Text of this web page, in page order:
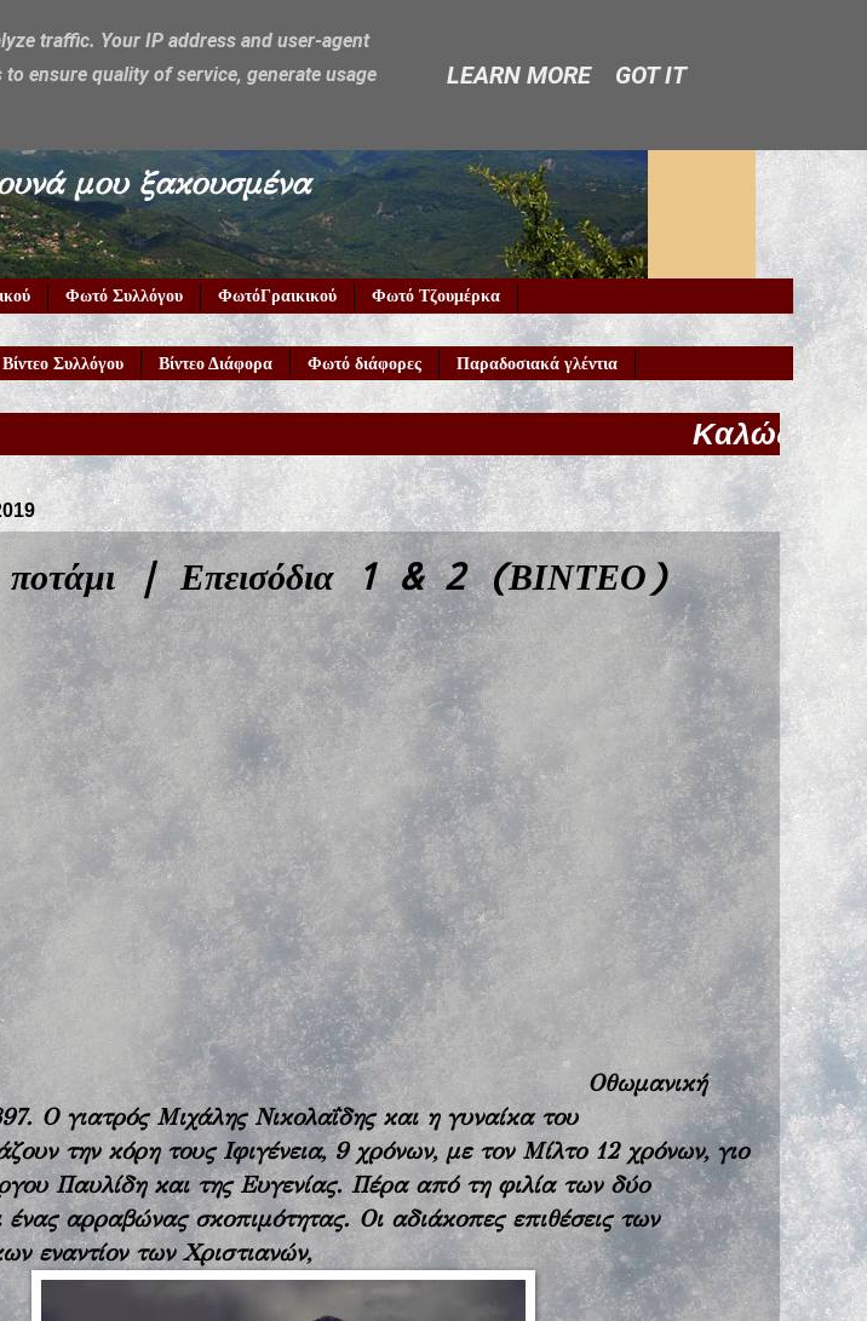
μου ξακουσμένα
Φωτό Συλλόγου ΦωτόΓραικικού Φωτό Τζουμέρκα
Βίντεο Συλλόγου Βίντεο Διάφορα Φωτό διάφορες Παραδοσιακά γλέντια
Καλώς ήρθατε στο
ποτάμι | Επεισόδια 1 & 2 (ΒΙΝΤΕΟ)
Οθωμανική
Ο γιατρός Μιχάλης Νικολαΐδης και η γυναίκα του
την κόρη τους Ιφιγένεια, 9 χρόνων, με τον Μίλτο 12 χρόνων, γιο
Παυλίδη και της Ευγενίας. Πέρα από τη φιλία των δύο
ένας αρραβώνας σκοπιμότητας. Οι αδιάκοπες επιθέσεις των
εναντίον των Χριστιανών,
traffic. Your IP address and user-agent
ensure quality of service, generate usage
LEARN MORE GOT IT